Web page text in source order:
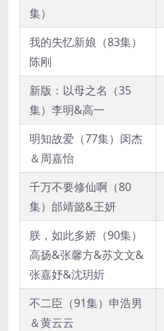
集）
我的失忆新娘（83集）
陈刚
新版：以母之名（35
集）李明&高一
明知故爱（77集）闵杰
＆周嘉怡
千万不要修仙啊（80
集）邰靖懿&王妍
朕，如此多娇（90集）
高扬&张馨方&苏文文&
张嘉妤&沈玥妡
不二臣（91集）申浩男
＆黄云云